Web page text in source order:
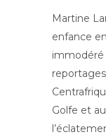
Martine
enfance
immodéré
Golfe et